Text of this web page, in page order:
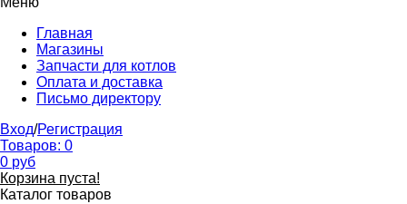
Главная
Магазины
Запчасти для котлов
Оплата и доставка
Письмо директору
Вход/Регистрация
Товаров: 0
0 руб
Корзина пуста!
Каталог товаров